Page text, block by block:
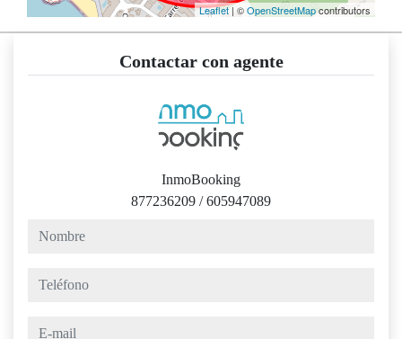
Leaflet| ©OpenStreetMapcontributors
Contactar con agente
InmoBooking
877236209 /605947089
nombre
teléfono
e-mail